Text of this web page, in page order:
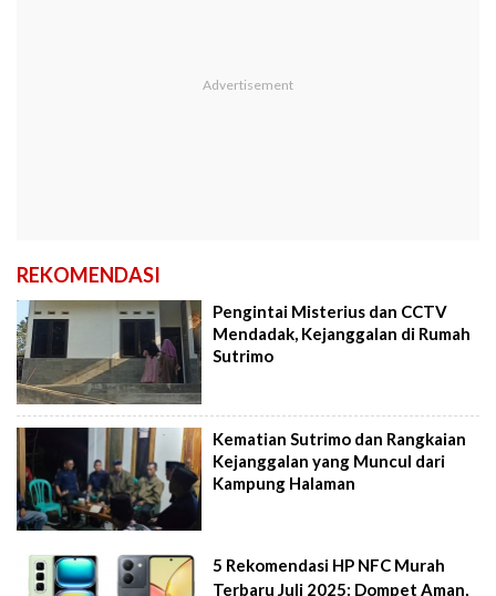
REKOMENDASI
Pengintai Misterius dan CCTV
Mendadak, Kejanggalan di Rumah
Sutrimo
Kematian Sutrimo dan Rangkaian
Kejanggalan yang Muncul dari
Kampung Halaman
5 Rekomendasi HP NFC Murah
Terbaru Juli 2025: Dompet Aman,